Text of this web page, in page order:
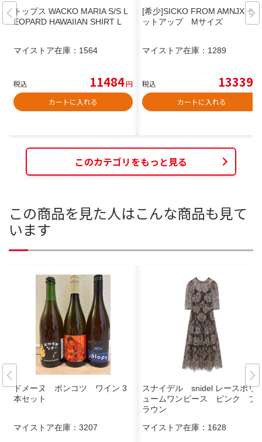
トップス WACKO MARIA S/S L
EOPARD HAWAIIAN SHIRT L
マイストア在庫： 1564
税込 11484円
カートに入れる
[希少]SICKO FROM AMNJX セ
ットアップ Mサイズ
マイストア在庫： 1289
税込 13339
カートに入れる
このカテゴリをもっと見る
この商品を見た人はこんな商品も見て
います
ドメーヌ ポンコツ ワイン 3
本セット
マイストア在庫： 3207
スナイデル snidel レースボリ
ュームワンピース ピンク ブ
ラウン
マイストア在庫： 1628